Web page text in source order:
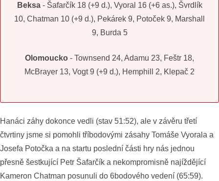
Beksa- Šafarčík 18 (+9 d.), Vyoral 16 (+6 as.), Švrdlík
10, Chatman 10 (+9 d.), Pekárek 9, Potoček 9, Marshall
9, Burda 5
Olomoucko - Townsend 24, Adamu 23, Feštr 18,
McBrayer 13, Vogt 9 (+9 d.), Hemphill 2, Klepač 2
Hanáci záhy dokonce vedli (stav 51:52), ale v závěru třetí
čtvrtiny jsme si pomohli tříbodovými zásahy Tomáše Vyorala a
Josefa Potočka a na startu poslední části hry nás jednou
přesně šestkující Petr Šafarčík a nekompromisně najíždějící
Kameron Chatman posunuli do 6bodového vedení (65:59).